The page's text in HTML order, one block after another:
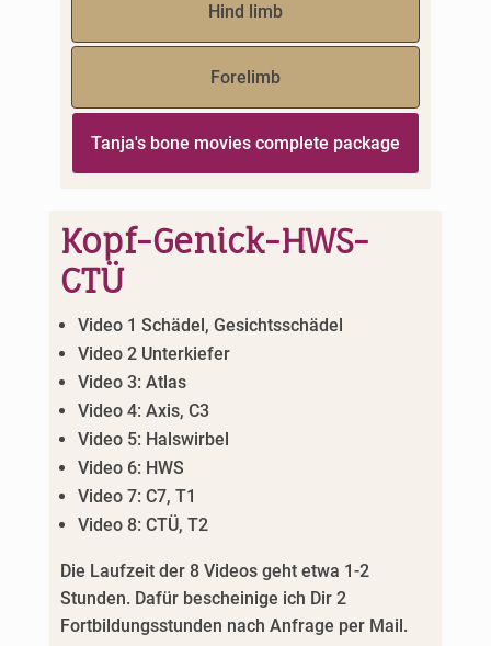
Hind limb
Forelimb
Tanja's bone movies complete package
Kopf-Genick-HWS-
CTÜ
Video 1 Schädel, Gesichtsschädel
Video 2 Unterkiefer
Video 3: Atlas
Video 4: Axis, C3
Video 5: Halswirbel
Video 6: HWS
Video 7: C7, T1
Video 8: CTÜ, T2
Die Laufzeit der 8 Videos geht etwa 1-2
Stunden. Dafür bescheinige ich Dir 2
Fortbildungsstunden nach Anfrage per Mail.